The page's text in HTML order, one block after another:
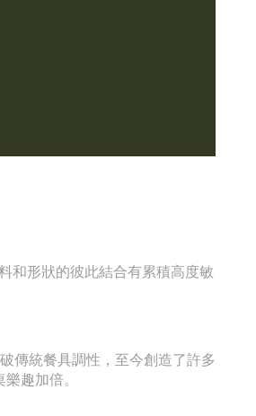
和形狀的彼此結合有累積高度敏
傳統餐具調性，至今創造了許多
趣加倍。